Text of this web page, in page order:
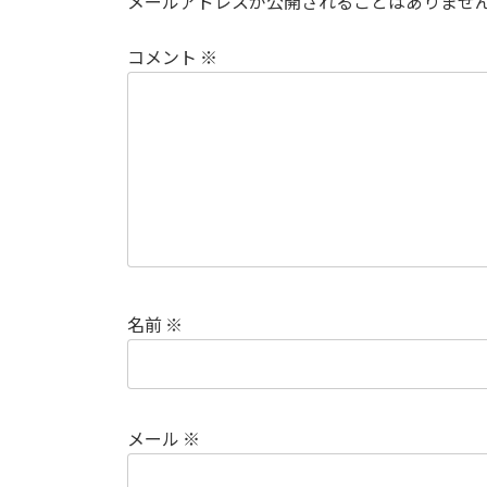
コメント ※
名前 ※
メール ※